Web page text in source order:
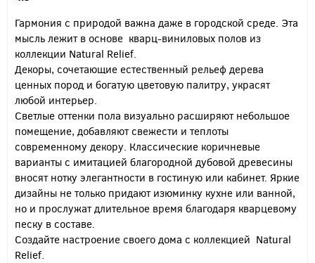
Гармония с природой важна даже в городской среде. Эта
мысль лежит в основе кварц-виниловых полов из
коллекции Natural Relief.
Декоры, сочетающие естественный рельеф дерева
ценных пород и богатую цветовую палитру, украсят
любой интерьер.
Светлые оттенки пола визуально расширяют небольшое
помещение, добавляют свежести и теплоты
современному декору. Классические коричневые
варианты с имитацией благородной дубовой древесины
вносят нотку элегантности в гостиную или кабинет. Яркие
дизайны не только придают изюминку кухне или ванной,
но и прослужат длительное время благодаря кварцевому
песку в составе.
Создайте настроение своего дома с коллекцией Natural
Relief.